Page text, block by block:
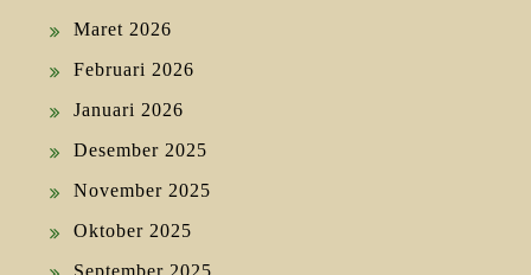
Maret 2026
Februari 2026
Januari 2026
Desember 2025
November 2025
Oktober 2025
September 2025